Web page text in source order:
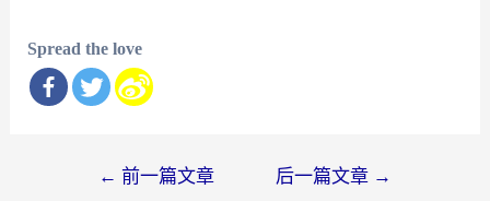
Spread the love
← 前一篇文章 后一篇文章 →